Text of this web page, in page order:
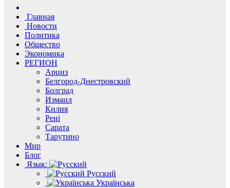
Главная
Новости
Политика
Общество
Экономика
РЕГИОН
Арциз
Белгород-Днестровский
Болград
Измаил
Килия
Рені
Сарата
Тарутино
Мир
Блог
Язык:
Русский
Українська